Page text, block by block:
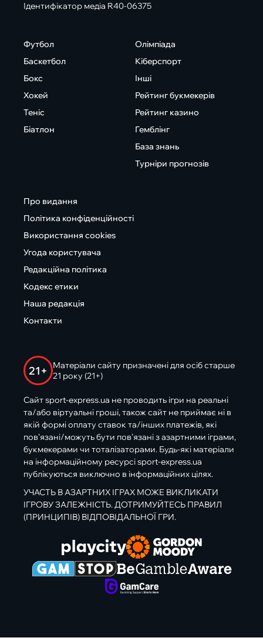
Ідентифікатор медіа R40-06375
Футбол
Баскетбол
Бокс
Хокей
Теніс
Біатлон
Олімпіада
Кіберспорт
Інші
Рейтинг букмекерів
Рейтинг казино
Гемблінг
База знань
Турніри прогнозів
Про видання
Політика конфіденційності
Використання cookies
Угода користувача
Редакційна політика
Кодекс етики
Наша редакція
Контакти
21+
Матеріали сайту призначені для осіб старше
21 року (21+)
Сайт sport-express.ua не проводить ігри на реальні
та/або віртуальні гроші, також сайт не приймає ні в
якій формі оплату ставок та/інших платежів, які
пов’язані/можуть бути пов’язані з азартними іграми,
букмекерами чи тоталізаторами. Будь-які матеріали
на інформаційному ресурсі sport-express.ua
публікуються виключно в інформаційних цілях.
УЧАСТЬ В АЗАРТНИХ ІГРАХ МОЖЕ ВИКЛИКАТИ
ІГРОВУ ЗАЛЕЖНІСТЬ. ДОТРИМУЙТЕСЬ ПРАВИЛ
(ПРИНЦИПІВ) ВІДПОВІДАЛЬНОЇ ГРИ.